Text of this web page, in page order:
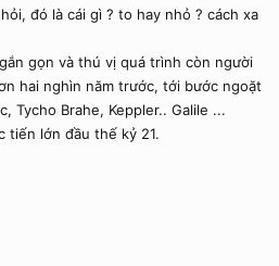
đó là cái gì ? to hay nhỏ ? cách xa
gọn và thú vị quá trình còn người
hai nghìn năm trước, tới bước ngoặt
Tycho Brahe, Keppler.. Galile ...
tiến lớn đầu thế kỷ 21.